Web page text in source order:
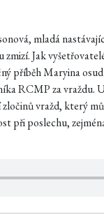
mladá
Jak
příběh Maryina
RCMP za vraždu.
vražd, který
při poslechu,